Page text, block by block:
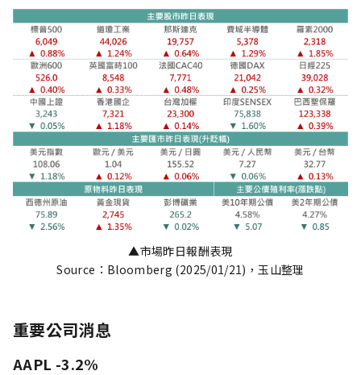
▲市場昨日報酬表現
Source：Bloomberg (2025/01/21)，玉山整理
重要公司消息
AAPL -3.2%